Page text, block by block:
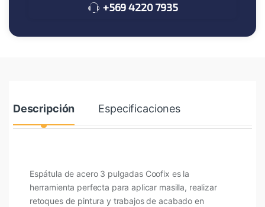
+569 4220 7935
Descripción Especificaciones
Espátula de acero 3 pulgadas Coofix es la
herramienta perfecta para aplicar masilla, realizar
retoques de pintura y trabajos de acabado en